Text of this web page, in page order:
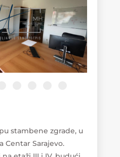
stambene zgrade, u
Centar Sarajevo.